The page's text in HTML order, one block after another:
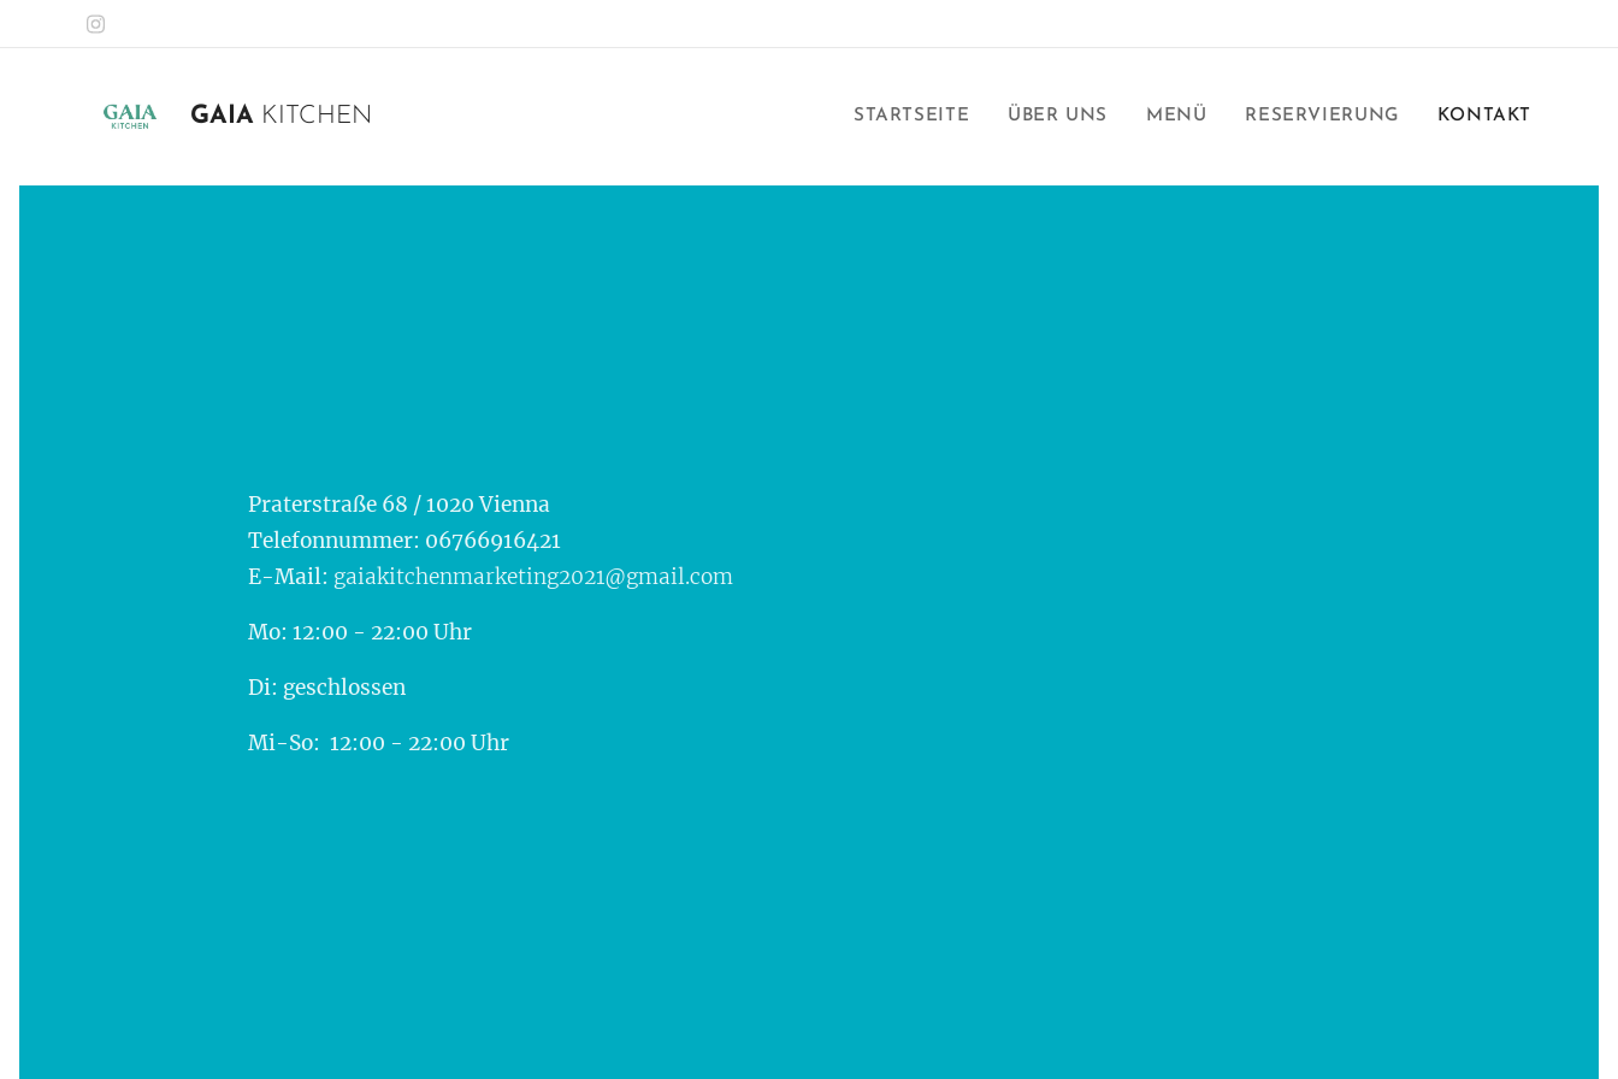
GAIA KITCHEN STARTSEITE ÜBER UNS MENÜ RESERVIERUNG KONTAKT
Praterstraße 68 / 1020 Vienna
Telefonnummer: 06766916421
E-Mail: gaiakitchenmarketing2021@gmail.com
Mo: 12:00 - 22:00 Uhr
Di: geschlossen
Mi-So: 12:00 - 22:00 Uhr